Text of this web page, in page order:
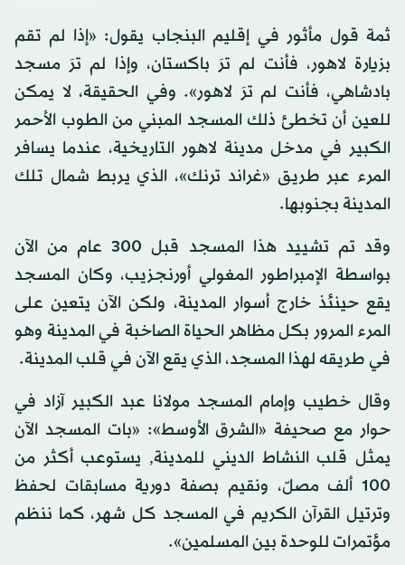
ثمة قول مأثور في إقليم البنجاب يقول: «إذا لم تقم
بزيارة لاهور، فأنت لم ترَ باكستان، وإذا لم ترَ مسجد
بادشاهي، فأنت لم ترَ لاهور». وفي الحقيقة، لا يمكن
للعين أن تخطئ ذلك المسجد المبني من الطوب الأحمر
الكبير في مدخل مدينة لاهور التاريخية، عندما يسافر
المرء عبر طريق «غراند ترنك»، الذي يربط شمال تلك
المدينة بجنوبها.
وقد تم تشييد هذا المسجد قبل 300 عام من الآن
بواسطة الإمبراطور المغولي أورنجزيب، وكان المسجد
يقع حينئذ خارج أسوار المدينة، ولكن الآن يتعين على
المرء المرور بكل مظاهر الحياة الصاخبة في المدينة وهو
في طريقه لهذا المسجد، الذي يقع الآن في قلب المدينة.
وقال خطيب وإمام المسجد مولانا عبد الكبير آزاد في
حوار مع صحيفة «الشرق الأوسط»: «بات المسجد الآن
يمثل قلب النشاط الديني للمدينة, يستوعب أكثر من
100 ألف مصلّ، ونقيم بصفة دورية مسابقات لحفظ
وترتيل القرآن الكريم في المسجد كل شهر، كما ننظم
مؤتمرات للوحدة بين المسلمين».